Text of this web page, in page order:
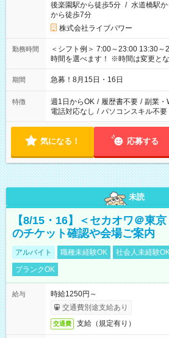
後楽園駅から徒歩5分 / 水道橋駅
から徒歩7分
株式会社ライブパワー
勤務時間
＜シフト例＞ 7:00～23:00 13:30～22:00 上記の時間か
時間を選べます！ ※時間は変更と
期間 急募！8月15日・16日
特徴 週1日からOK / 履歴書不要 / 副業・
電話対応なし / パソコンスキル不要
気になる！ 応募する
未読
【8/15・16】＜セカオワ＠東
のチケット確認や会場ご案内
アルバイト 職種未経験OK 社会人未経験
ブランクOK
給与
時給1250円～
交通費別途支給あり
交通費 支給（規定有り）